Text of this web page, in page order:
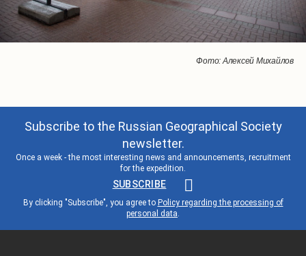
Фото: Алексей Михайлов
Фото: Алексей Михайлов
Фото: Алексей Михайлов
Фото: Алексей Михайлов
Фото: Алексей Михайлов
Фото: Алексей Михайлов
Фото: Алексей Михайлов
Фото: Алексей Михайлов
Фото: Алексей Михайлов
Фото: Алексей Михайлов
Фото: Алексей Михайлов
Фото: Алексей Михайлов
Фото: Алексей Михайлов
Фото: Алексей Михайлов
Фото: Алексей Михайлов
Фото: Алексей Михайлов
Фото: Алексей Михайлов
Фото: Алексей Михайлов
Фото: Алексей Михайлов
Фото: Алексей Михайлов
Subscribe to the Russian Geographical Society
newsletter.
Once a week - the most interesting news and announcements, recruitment
for the expedition.
SUBSCRIBE
By clicking "Subscribe", you agree to Policy regarding the processing of
personal data.